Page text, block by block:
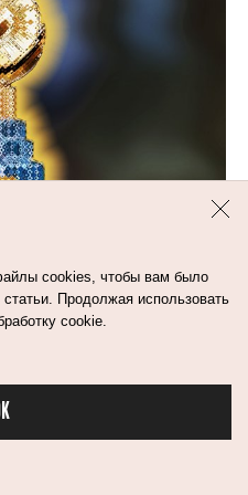
в спорте
cookies, чтобы вам было
Продолжая использовать
cookie.